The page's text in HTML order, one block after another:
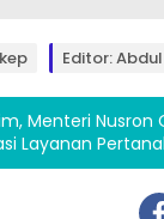
Editor:
Menteri Nusron
Layanan